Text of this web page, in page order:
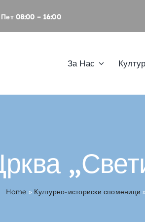
08:00 – 16:00
За Нас
Home » Културно-историски споменици